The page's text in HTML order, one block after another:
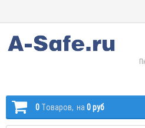
0 Tоваров, на 0 руб